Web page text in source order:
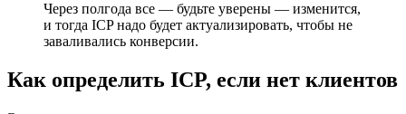
Через полгода все — будьте уверены — изменится,
и тогда ICP надо будет актуализировать, чтобы не
заваливались конверсии.
Как определить ICP, если нет клиентов